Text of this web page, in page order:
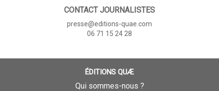
CONTACT JOURNALISTES
presse@editions-quae.com
06 71 15 24 28
ÉDITIONS QUÆ
Qui sommes-nous ?